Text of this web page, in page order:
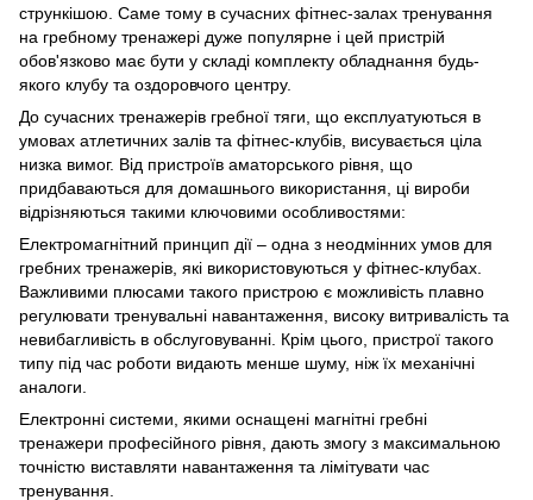
стрункішою. Саме тому в сучасних фітнес-залах тренування
на гребному тренажері дуже популярне і цей пристрій
обов'язково має бути у складі комплекту обладнання будь-
якого клубу та оздоровчого центру.
До сучасних тренажерів гребної тяги, що експлуатуються в
умовах атлетичних залів та фітнес-клубів, висувається ціла
низка вимог. Від пристроїв аматорського рівня, що
придбаваються для домашнього використання, ці вироби
відрізняються такими ключовими особливостями:
Електромагнітний принцип дії – одна з неодмінних умов для
гребних тренажерів, які використовуються у фітнес-клубах.
Важливими плюсами такого пристрою є можливість плавно
регулювати тренувальні навантаження, високу витривалість та
невибагливість в обслуговуванні. Крім цього, пристрої такого
типу під час роботи видають менше шуму, ніж їх механічні
аналоги.
Електронні системи, якими оснащені магнітні гребні
тренажери професійного рівня, дають змогу з максимальною
точністю виставляти навантаження та лімітувати час
тренування.